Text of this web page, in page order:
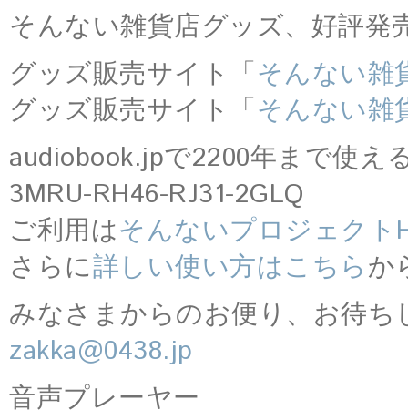
そんない雑貨店グッズ、好評
グッズ販売サイト「そんない雑
グッズ販売サイト「そんない雑
audiobook.jpで2200年まで使え
3MRU-RH46-RJ31-2GLQ
ご利用はそんないプロジェクト
さらに詳しい使い方はこちらか
みなさまからのお便り、お待ち
zakka@0438.jp
音声プレーヤー